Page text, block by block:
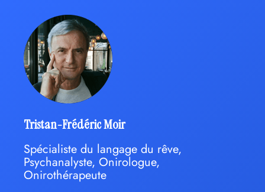
Tristan-Frédéric Moir
Spécialiste du langage du rêve,
Psychanalyste, Onirologue,
Onirothérapeute